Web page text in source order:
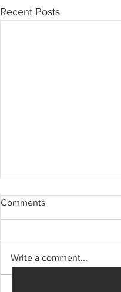
Recent Posts
Comments
Write a comment...